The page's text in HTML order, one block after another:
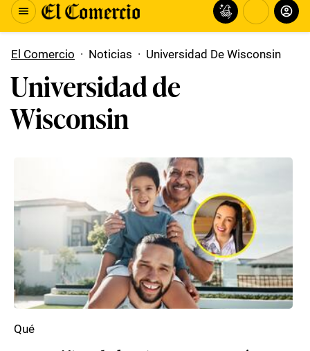
El Comercio · Noticias · Universidad De Wisconsin
Universidad de
Wisconsin
Qué